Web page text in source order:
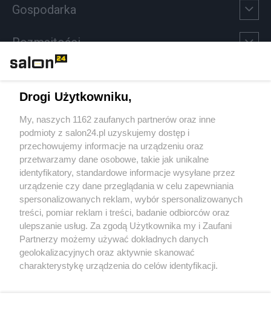
Gospodarka
Rozmaitości
Sport
Społeczeństwo
Kultura
X Facebook Instagram Youtube
Drogi Użytkowniku,
My, naszych 1162 zaufanych partnerów oraz inne
podmioty z salon24.pl uzyskujemy dostęp i
przechowujemy informacje na urządzeniu oraz
przetwarzamy dane osobowe, takie jak unikalne
identyfikatory, standardowe informacje wysyłane przez
urządzenie czy dane przeglądania w celu zapewniania
spersonalizowanych reklam, wybór spersonalizowanych
treści, pomiar reklam i treści, badanie odbiorców oraz
ulepszanie usług. Za zgodą Użytkownika my i Zaufani
Partnerzy możemy używać dokładnych danych
geolokalizacyjnych oraz aktywnie skanować
charakterystykę urządzenia do celów identyfikacji.